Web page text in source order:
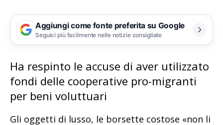
Aggiungi come fonte preferita su Google
Seguici più facilmente nelle notizie consigliate
Ha respinto le accuse di aver utilizzato
fondi delle cooperative pro-migranti
per beni voluttuari
Gli oggetti di lusso, le borsette costose «non li